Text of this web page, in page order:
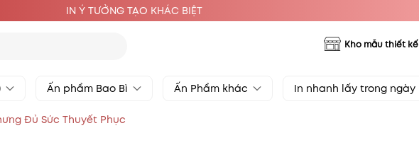
IN Ý TƯỞNG TẠO KHÁC BIỆT
Kho mẫu thiết kế
Ấn phẩm Bao Bì Ấn Phẩm khác In nhanh lấy trong ngày
Đủ Sức Thuyết Phục